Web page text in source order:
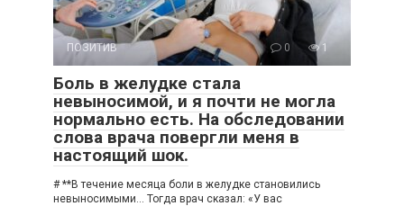
ПОЗИТИВ 0 1
Боль в желудке стала
невыносимой, и я почти не могла
нормально есть. На обследовании
слова врача повергли меня в
настоящий шок.
# **В течение месяца боли в желудке становились
невыносимыми… Тогда врач сказал: «У вас